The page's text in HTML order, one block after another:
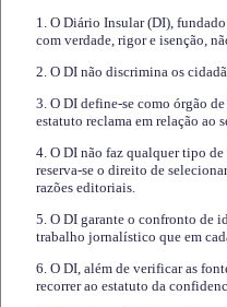
1. O Diário Insular (DI),
com verdade, rigor e isenção,
2. O DI não discrimina os
3. O DI define-se como órgão
estatuto reclama em relação ao
4. O DI não faz qualquer tipo
reserva-se o direito de
razões editoriais.
5. O DI garante o confronto de
trabalho jornalístico que em
6. O DI, além de verificar as
recorrer ao estatuto da